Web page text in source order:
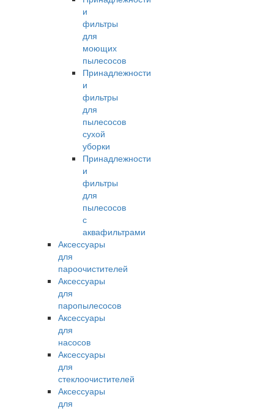
и
фильтры
для
моющих
пылесосов
Принадлежности
и
фильтры
для
пылесосов
сухой
уборки
Принадлежности
и
фильтры
для
пылесосов
с
аквафильтрами
Аксессуары
для
пароочистителей
Аксессуары
для
паропылесосов
Аксессуары
для
насосов
Аксессуары
для
стеклоочистителей
Аксессуары
для